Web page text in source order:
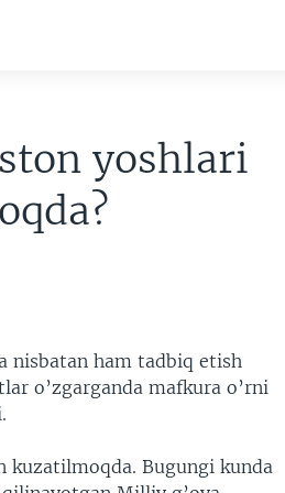
yoshlari
nisbatan ham tadbiq etish
o’zgarganda mafkura o’rni
kuzatilmoqda. Bugungi kunda